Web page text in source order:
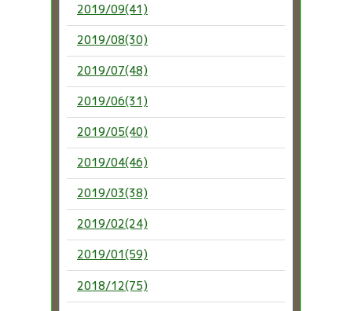
2019/09(41)
2019/08(30)
2019/07(48)
2019/06(31)
2019/05(40)
2019/04(46)
2019/03(38)
2019/02(24)
2019/01(59)
2018/12(75)